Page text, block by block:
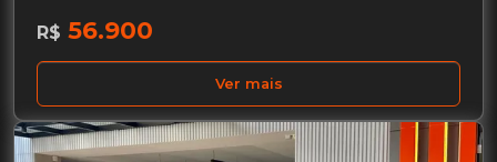
R$ 56.900
Ver mais